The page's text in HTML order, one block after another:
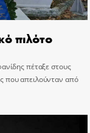
πιλότο
πέταξε στους
που απειλούνταν από